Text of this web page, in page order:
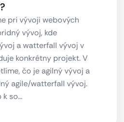
pri vývoji webových
vývoj, kde
a watterfall vývoj v
konkrétny projekt. V
čo je agilný vývoj a
agile/watterfall vývoj.
k so…